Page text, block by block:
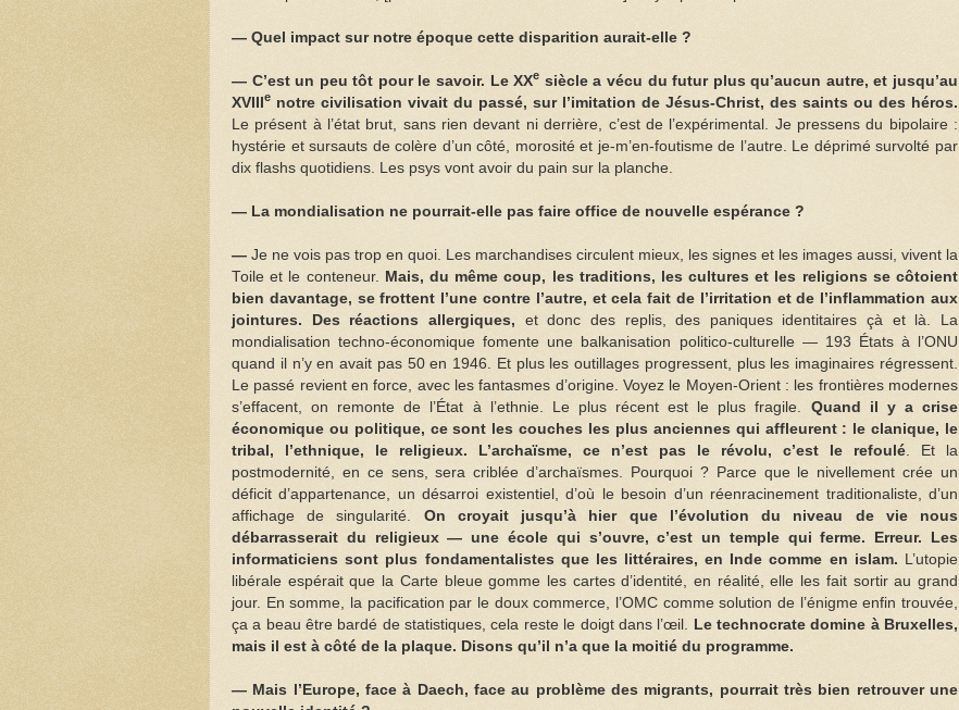
— Quel impact sur notre époque cette disparition aurait-elle ?
— C’est un peu tôt pour le savoir. Le XXe siècle a vécu du futur plus qu’aucun autre, et jusqu’au
XVIII
e notre civilisation vivait du passé, sur l’imitation de Jésus-Christ, des saints ou des héros.
Le présent à l’état brut, sans rien devant ni derrière, c’est de l’expérimental. Je pressens du bipolaire :
hystérie et sursauts de colère d’un côté, morosité et je-m’en-foutisme de l’autre. Le déprimé survolté par
dix flashs quotidiens. Les psys vont avoir du pain sur la planche.
— La mondialisation ne pourrait-elle pas faire office de nouvelle espérance ?
— Je ne vois pas trop en quoi. Les marchandises circulent mieux, les signes et les images aussi, vivent la
Toile et le conteneur.
Mais, du même coup, les traditions, les cultures et les religions se côtoient
bien davantage, se frottent l’une contre l’autre, et cela fait de l’irritation et de l’inflammation aux
jointures. Des réactions allergiques, et donc des replis, des paniques identitaires çà et là. La
mondialisation techno-économique fomente une balkanisation politico-culturelle — 193 États à l’ONU
quand il n’y en avait pas 50 en 1946. Et plus les outillages progressent, plus les imaginaires régressent.
Le passé revient en force, avec les fantasmes d’origine. Voyez le Moyen-Orient : les frontières modernes
s’effacent, on remonte de l’État à l’ethnie. Le plus récent est le plus fragile. Quand il y a crise
économique ou politique, ce sont les couches les plus anciennes qui affleurent : le clanique, le
tribal, l’ethnique, le religieux. L’archaïsme, ce n’est pas le révolu, c’est le refoulé . Et la
postmodernité, en ce sens, sera criblée d’archaïsmes. Pourquoi ? Parce que le nivellement crée un
déficit d’appartenance, un désarroi existentiel, d’où le besoin d’un réenracinement traditionaliste, d’un
affichage de singularité. On croyait jusqu’à hier que l’évolution du niveau de vie nous
débarrasserait du religieux — une école qui s’ouvre, c’est un temple qui ferme. Erreur. Les
informaticiens sont plus fondamentalistes que les littéraires, en Inde comme en islam. L’utopie
libérale espérait que la Carte bleue gomme les cartes d’identité, en réalité, elle les fait sortir au grand
jour. En somme, la pacification par le doux commerce, l’OMC comme solution de l’énigme enfin trouvée,
ça a beau être bardé de statistiques, cela reste le doigt dans l’œil.
Le technocrate domine à Bruxelles,
mais il est à côté de la plaque. Disons qu’il n’a que la moitié du programme.
— Mais l’Europe, face à Daech, face au problème des migrants, pourrait très bien retrouver une